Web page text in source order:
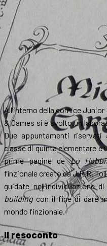
All’interno della cornice
& Games si è svolto un
Due appuntamenti
classe di quinta elementare e
prime pagine deLo
finzionale creato da J.R.R.
guidate nell’individuazione
buildingcon il fine di dare
mondo finzionale.
Il resoconto